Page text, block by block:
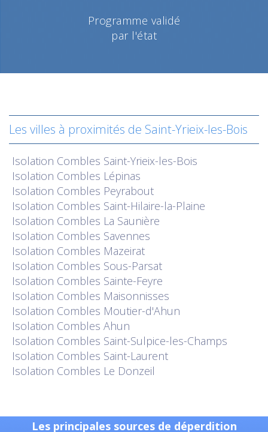
Programme validé
par l'état
Les villes à proximités de Saint-Yrieix-les-Bois
Isolation Combles Saint-Yrieix-les-Bois
Isolation Combles Lépinas
Isolation Combles Peyrabout
Isolation Combles Saint-Hilaire-la-Plaine
Isolation Combles La Saunière
Isolation Combles Savennes
Isolation Combles Mazeirat
Isolation Combles Sous-Parsat
Isolation Combles Sainte-Feyre
Isolation Combles Maisonnisses
Isolation Combles Moutier-d'Ahun
Isolation Combles Ahun
Isolation Combles Saint-Sulpice-les-Champs
Isolation Combles Saint-Laurent
Isolation Combles Le Donzeil
Les principales sources de déperdition